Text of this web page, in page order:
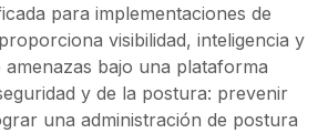
para implementaciones de
visibilidad, inteligencia y
bajo una plataforma
y de la postura: prevenir
una administración de postura